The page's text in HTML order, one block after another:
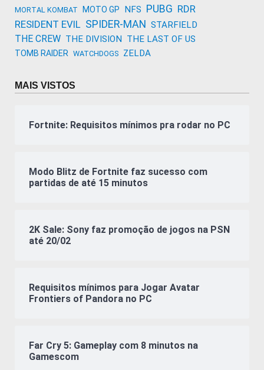
MORTAL KOMBAT MOTO GP NFS PUBG RDR
RESIDENT EVIL SPIDER-MAN STARFIELD
THE CREW THE DIVISION THE LAST OF US
TOMB RAIDER WATCHDOGS ZELDA
MAIS VISTOS
Fortnite: Requisitos mínimos pra rodar no PC
Modo Blitz de Fortnite faz sucesso com
partidas de até 15 minutos
2K Sale: Sony faz promoção de jogos na PSN
até 20/02
Requisitos mínimos para Jogar Avatar
Frontiers of Pandora no PC
Far Cry 5: Gameplay com 8 minutos na
Gamescom